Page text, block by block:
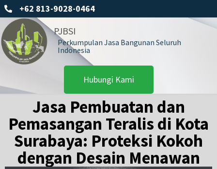
+62 813-9028-0464
PJBSI
Perkumpulan Jasa Bangunan Seluruh
Indonesia
Hubungi Kami
Jasa Pembuatan dan
Pemasangan Teralis di Kota
Surabaya: Proteksi Kokoh
dengan Desain Menawan